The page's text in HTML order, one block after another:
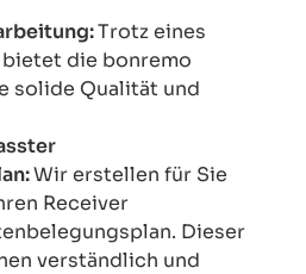
Trotz eines
die bonremo
solide Qualität und
Wir erstellen für Sie
Receiver
Dieser
verständlich und